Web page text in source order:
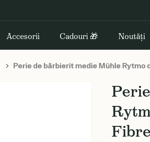
Accesorii Cadouri 🎁 Noutăți
Perie de bărbierit medie Mühle